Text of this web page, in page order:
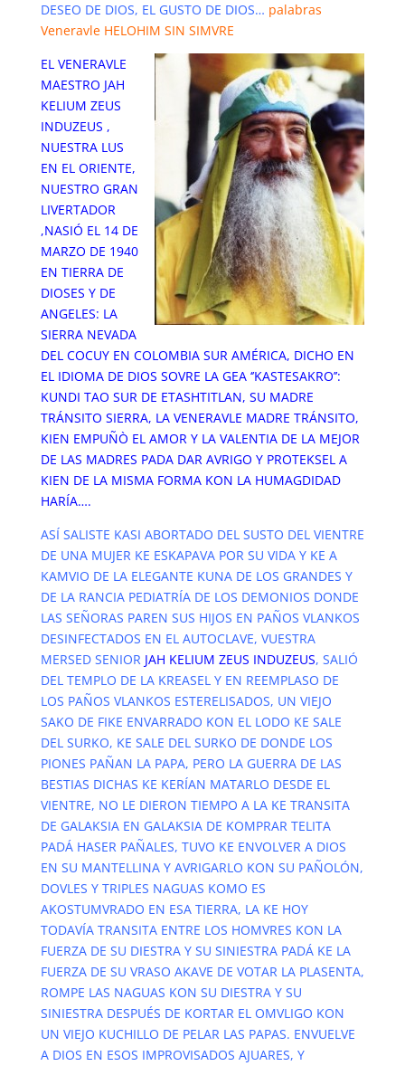
DESEO DE DIOS, EL GUSTO DE DIOS… palabras
Veneravle HELOHIM SIN SIMVRE
EL VENERAVLE
MAESTRO JAH
KELIUM ZEUS
INDUZEUS ,
NUESTRA LUS
EN EL ORIENTE,
NUESTRO GRAN
LIVERTADOR
,NASIÓ EL 14 DE
MARZO DE 1940
EN TIERRA DE
DIOSES Y DE
ANGELES: LA
SIERRA NEVADA
DEL COCUY EN COLOMBIA SUR AMÉRICA, DICHO EN
EL IDIOMA DE DIOS SOVRE LA GEA ‘’KASTESAKRO’’:
KUNDI TAO SUR DE ETASHTITLAN, SU MADRE
TRÁNSITO SIERRA, LA VENERAVLE MADRE TRÁNSITO,
KIEN EMPUÑÒ EL AMOR Y LA VALENTIA DE LA MEJOR
DE LAS MADRES PADA DAR AVRIGO Y PROTEKSEL A
KIEN DE LA MISMA FORMA KON LA HUMAGDIDAD
HARÍA….
ASÍ SALISTE KASI ABORTADO DEL SUSTO DEL VIENTRE
DE UNA MUJER KE ESKAPAVA POR SU VIDA Y KE A
KAMVIO DE LA ELEGANTE KUNA DE LOS GRANDES Y
DE LA RANCIA PEDIATRÍA DE LOS DEMONIOS DONDE
LAS SEÑORAS PAREN SUS HIJOS EN PAÑOS VLANKOS
DESINFECTADOS EN EL AUTOCLAVE, VUESTRA
MERSED SENIORJAH KELIUM ZEUS INDUZEUS, SALIÓ
DEL TEMPLO DE LA KREASEL Y EN REEMPLASO DE
LOS PAÑOS VLANKOS ESTERELISADOS, UN VIEJO
SAKO DE FIKE ENVARRADO KON EL LODO KE SALE
DEL SURKO, KE SALE DEL SURKO DE DONDE LOS
PIONES PAÑAN LA PAPA, PERO LA GUERRA DE LAS
BESTIAS DICHAS KE KERÍAN MATARLO DESDE EL
VIENTRE, NO LE DIERON TIEMPO A LA KE TRANSITA
DE GALAKSIA EN GALAKSIA DE KOMPRAR TELITA
PADÁ HASER PAÑALES, TUVO KE ENVOLVER A DIOS
EN SU MANTELLINA Y AVRIGARLO KON SU PAÑOLÓN,
DOVLES Y TRIPLES NAGUAS KOMO ES
AKOSTUMVRADO EN ESA TIERRA, LA KE HOY
TODAVÍA TRANSITA ENTRE LOS HOMVRES KON LA
FUERZA DE SU DIESTRA Y SU SINIESTRA PADÁ KE LA
FUERZA DE SU VRASO AKAVE DE VOTAR LA PLASENTA,
ROMPE LAS NAGUAS KON SU DIESTRA Y SU
SINIESTRA DESPUÉS DE KORTAR EL OMVLIGO KON
UN VIEJO KUCHILLO DE PELAR LAS PAPAS. ENVUELVE
A DIOS EN ESOS IMPROVISADOS AJUARES, Y